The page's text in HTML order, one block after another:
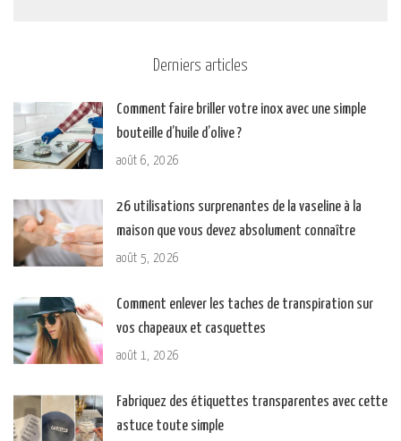
Derniers articles
Comment faire briller votre inox avec une simple
bouteille d’huile d’olive ?
août 6, 2026
26 utilisations surprenantes de la vaseline à la
maison que vous devez absolument connaître
août 5, 2026
Comment enlever les taches de transpiration sur
vos chapeaux et casquettes
août 1, 2026
Fabriquez des étiquettes transparentes avec cette
astuce toute simple